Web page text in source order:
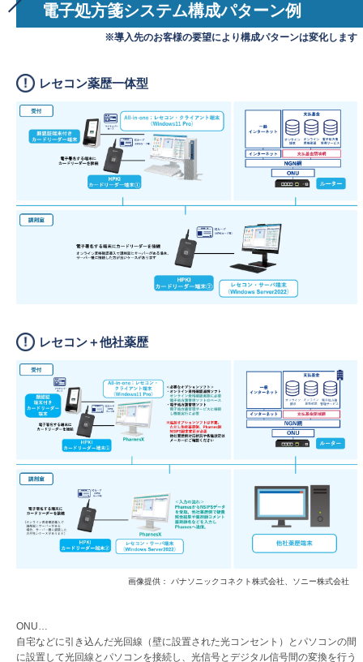
電子処方箋システム構成パターン例
※導入先のお客様の要望により構成パターンは変化します
レセコン薬歴一体型
レセコン＋他社薬歴
画像提供： パナソニックコネクト株式会社、ソニー株式会社
ONU…
自宅などに引き込んだ光回線（壁に設置された光コンセント）とパソコンの間
に設置して光回線とパソコンを接続し、光信号とデジタル信号間の変換を行う